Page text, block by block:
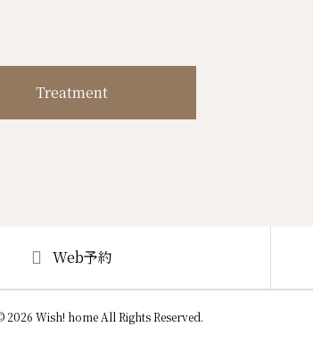
Treatment
Web予約
Wish! home All Rights Reserved.